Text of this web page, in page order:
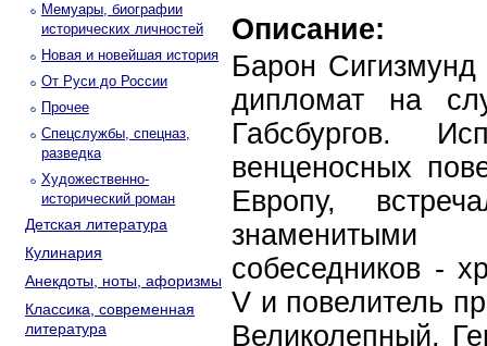
Мемуары, биографии
исторических личностей
Новая и новейшая история
От Руси до России
Прочее
Спецслужбы, спецназ,
разведка
Художественно-
исторический роман
Детская литература
Кулинария
Анекдоты, ноты, афоризмы
Классика, современная
литература
Описание:
Барон
дипломат на
Габсбургов.
венценосных
Европу,
собеседников -
V и повелитель
Великолепный.